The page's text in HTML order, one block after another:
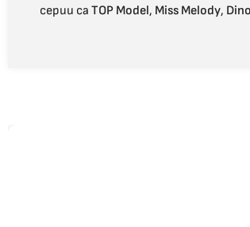
серии са TOP Model, Miss Melody,